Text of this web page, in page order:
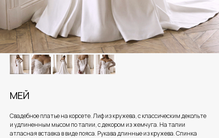
МЕЙ
Свадебное платье на корсете. Лиф из кружева, с классическим декольте
и удлиненным мысом по талии, с декором из жемчуга. На талии
атласная вставка в виде пояса. Рукава длинные из кружева. Спинка